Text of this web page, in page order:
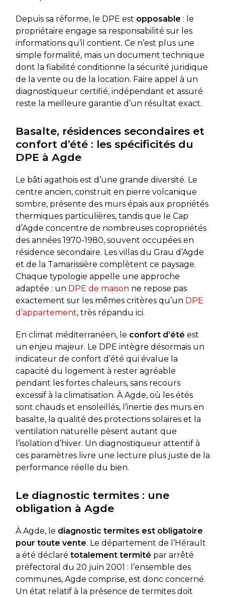
Depuis sa réforme, le DPE est opposable : le
propriétaire engage sa responsabilité sur les
informations qu’il contient. Ce n’est plus une
simple formalité, mais un document technique
dont la fiabilité conditionne la sécurité juridique
de la vente ou de la location. Faire appel à un
diagnostiqueur certifié, indépendant et assuré
reste la meilleure garantie d’un résultat exact.
Basalte, résidences secondaires et
confort d’été : les spécificités du
DPE à Agde
Le bâti agathois est d’une grande diversité. Le
centre ancien, construit en pierre volcanique
sombre, présente des murs épais aux propriétés
thermiques particulières, tandis que le Cap
d’Agde concentre de nombreuses copropriétés
des années 1970-1980, souvent occupées en
résidence secondaire. Les villas du Grau d’Agde
et de la Tamarissière complètent ce paysage.
Chaque typologie appelle une approche
adaptée : un DPE de maison ne repose pas
exactement sur les mêmes critères qu’un DPE
d’appartement, très répandu ici.
En climat méditerranéen, le confort d’été est
un enjeu majeur. Le DPE intègre désormais un
indicateur de confort d’été qui évalue la
capacité du logement à rester agréable
pendant les fortes chaleurs, sans recours
excessif à la climatisation. À Agde, où les étés
sont chauds et ensoleillés, l’inertie des murs en
basalte, la qualité des protections solaires et la
ventilation naturelle pèsent autant que
l’isolation d’hiver. Un diagnostiqueur attentif à
ces paramètres livre une lecture plus juste de la
performance réelle du bien.
Le diagnostic termites : une
obligation à Agde
À Agde, le diagnostic termites est obligatoire
pour toute vente. Le département de l’Hérault
a été déclaré totalement termité par arrêté
préfectoral du 20 juin 2001 : l’ensemble des
communes, Agde comprise, est donc concerné.
Un état relatif à la présence de termites doit